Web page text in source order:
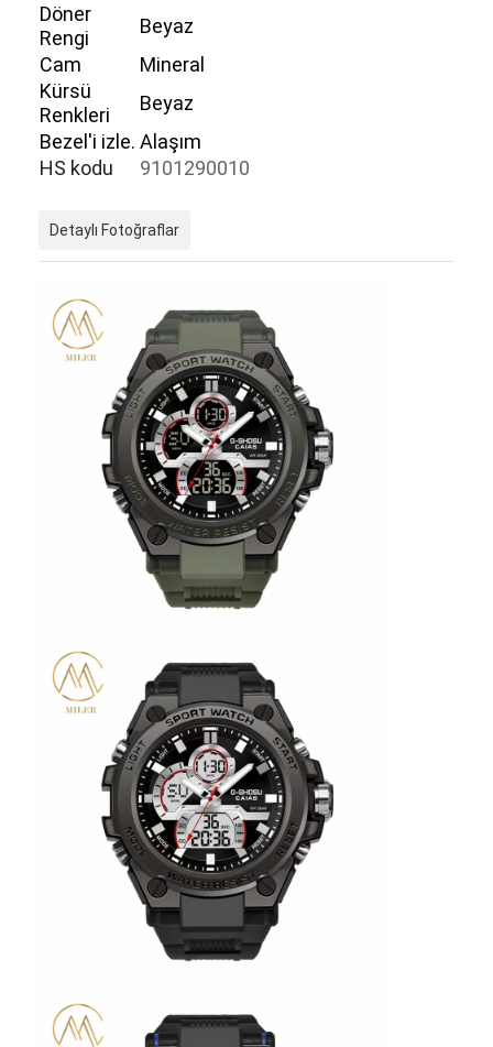
Hakkımızda
Fabrika Turu
Bizimle İletişim
Davalar
Kuvars Bilek İzle
Deri Kayışlı Kuvars Saat
Paslanmaz çelik kayışlı saat
Döner
Rengi
Beyaz
Cam
Mineral
Kürsü
Renkleri
Beyaz
Bezel'i izle. Alaşım
HS kodu
9101290010
Detaylı Fotoğraflar